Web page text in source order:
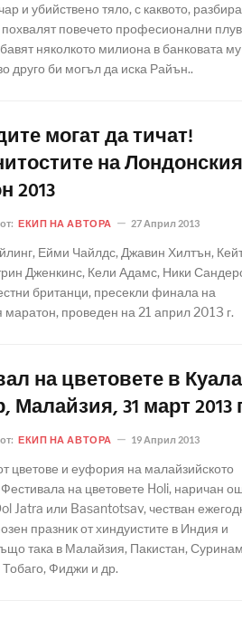
и убийствено тяло, с каквото,
похвалят повечето професионални
няколкото милиона в банковата му
друго би могъл да иска Райън..
могат да тичат!
на Лондонския
2013
ЕКИП НА АВТОРА 27 Април 2013
Ейми Чайлдс, Джавин Хилтън,
Дженкинс, Кели Адамс, Ники
британци, пресекли финала на
маратон, проведен на 21 април 2013 г.
на цветовете в Куала
Малайзия, 31 март 2013
ЕКИП НА АВТОРА 19 Април 2013
цветове и еуфория на малайзийското
на цветовете Holi, наричан
Jatra или Basantotsav, честван
празник от хиндуистите в Индия и
така в Малайзия, Пакистан,
Фиджи и др.